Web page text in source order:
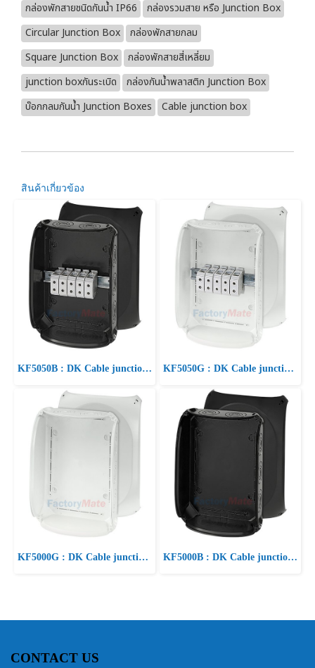
กล่องพักสายชนิดกันน้ำ IP66
กล่องรวมสาย หรือ Junction Box
Circular Junction Box
กล่องพักสายกลม
Square Junction Box
กล่องพักสายสี่เหลี่ยม
junction boxกันระเบิด
กล่องกันน้ำพลาสติก Junction Box
บ๊อกกลมกันน้ำ Junction Boxes
Cable junction box
สินค้าเกี่ยวข้อง
KF5050B : DK Cable junction boxes ”Weatherproof“ for outdoor installation Cable junction box KF5050G : DK Cable junction boxes ”Weatherproof“ for outdoor installation Cable junction box
KF5000G : DK Cable junction boxes ”Weatherproof“ for outdoor installation Cable junction box KF5000B : DK Cable junction boxes ”Weatherproof“ for outdoor installation Cable junction box
CONTACT US